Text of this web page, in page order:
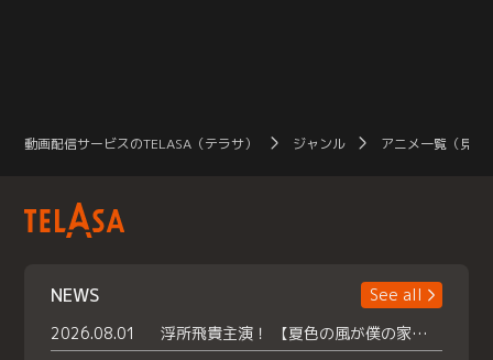
動画配信サービスのTELASA（テラサ） ジャンル アニメ一覧（見放
NEWS
See all
2026.08.01
浮所飛貴主演！ 【夏色の風が僕の家にやってきた】 本日よりテラサで独占配信スタート！